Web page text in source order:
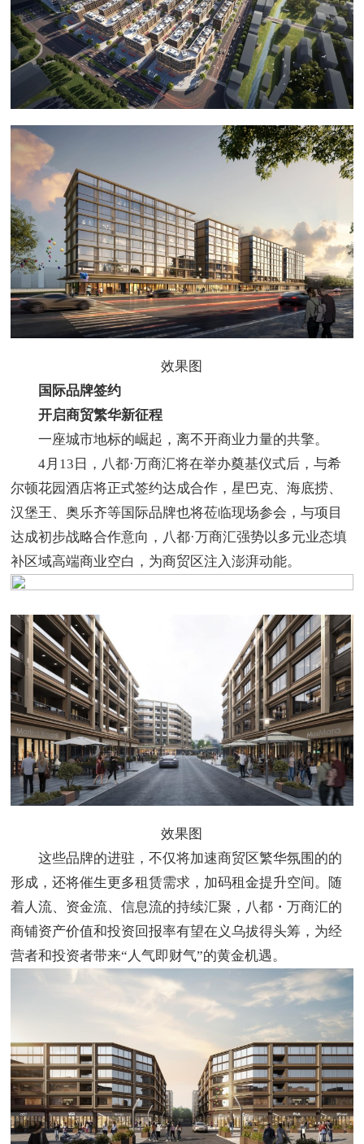
效果图
国际品牌签约
开启商贸繁华新征程​
一座城市地标的崛起，离不开商业力量的共擎。
4月13日，八都·万商汇将在举办奠基仪式后，与‌希
尔顿花园酒店将正式签约达成合作，星巴克、海底捞、
汉堡王、奥乐齐‌等国际品牌也将莅临现场参会，与项目
达成初步战略合作意向，八都·万商汇强势以多元业态填
补区域高端商业空白，为商贸区注入澎湃动能。
效果图
这些品牌的进驻，不仅将加速商贸区繁华氛围的的
形成，还将催生更多租赁需求，加码租金提升空间。随
着人流、资金流、信息流的持续汇聚，八都・万商汇的
商铺资产价值和投资回报率有望在义乌拔得头筹，为经
营者和投资者带来“人气即财气”的黄金机遇。​